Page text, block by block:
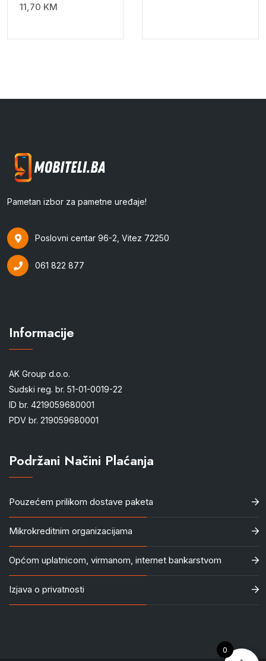
11,70 KM
Pametan izbor za pametne uređaje!
Poslovni centar 96-2, Vitez 72250
061 822 877
Informacije
AK Group d.o.o.
Sudski reg. br. 51-01-0019-22
ID br. 4219059680001
PDV br. 219059680001
Podržani Načini Plaćanja
Pouzećem prilikom dostave paketa
Mikrokreditnim organizacijama
Općom uplatnicom, virmanom, internet bankarstvom
Izjava o privatnosti
0